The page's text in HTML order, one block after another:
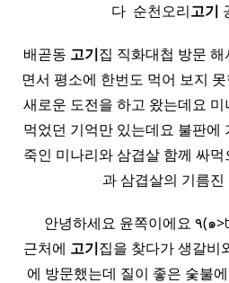
다 ​ 순천오리고기
배곧동 고기집 직화대첩 방문
면서 평소에 한번도 먹어 보지
새로운 도전을 하고 왔는데요
먹었던 기억만 있는데요 불판에
죽인 미나리와 삼겹살 함께 싸
과 삼겹살의 기름
​ ​ ​ ​ 안녕하세요 윤쪽이에요 ٩(๑>ꇴ< ๑)و 부모님이랑 유성
근처에 고기집을 찾다가 생갈비
에 방문했는데 질이 좋은 숯불